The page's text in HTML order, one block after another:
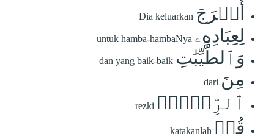
أَخۡرَجَ Dia keluarkan
لِعِبَادِهِۦ untuk hamba-hambaNya
وَٱلطَّيِّبَٰتِ dan yang baik-baik
مِنَ dari
ٱلرِّزۡقِۚ rezki
قُلۡ katakanlah